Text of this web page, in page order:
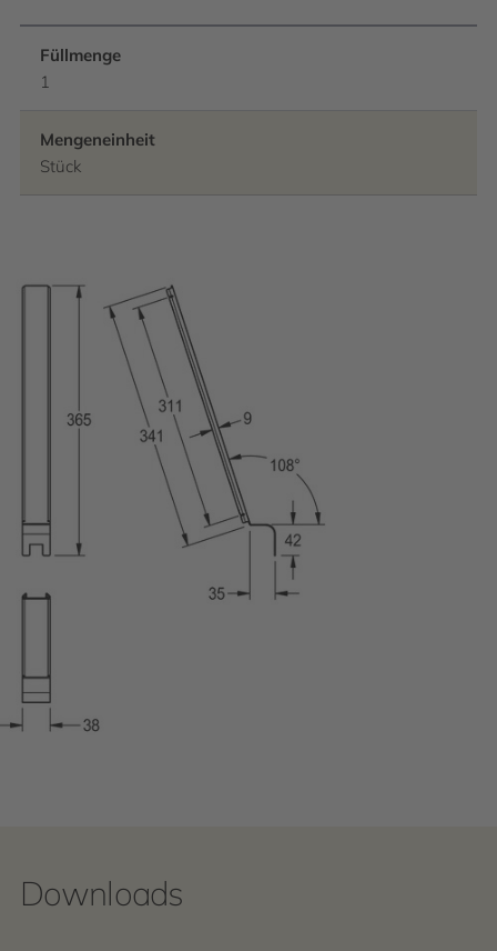
Füllmenge
1
Mengeneinheit
Stück
Downloads